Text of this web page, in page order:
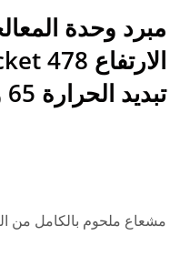
مبرد وحدة
تبديد الحرارة 65 واط
مشعاع ملحوم بالكامل من